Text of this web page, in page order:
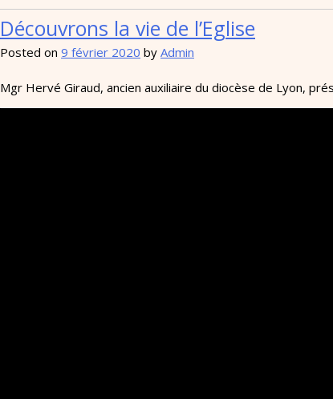
Découvrons la vie de l’Eglise
Posted on 9 février 2020 by Admin
Mgr Hervé Giraud, ancien auxiliaire du diocèse de Lyon,